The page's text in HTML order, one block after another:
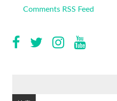
Comments RSS Feed